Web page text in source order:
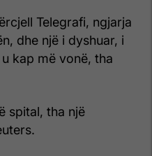
Telegrafi, ngjarja
dhe një i dyshuar, i
kap më vonë, tha
spital, tha një